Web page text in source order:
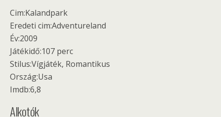
Cim:Kalandpark
Eredeti cim:Adventureland
Év:2009
Játékidő:107 perc
Stilus:Vígjáték, Romantikus
Ország:Usa
Imdb:6,8
Alkotók